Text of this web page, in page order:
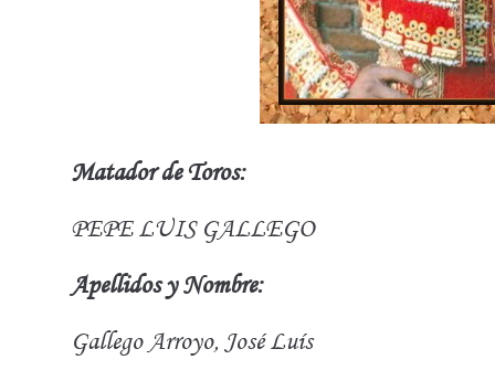
Matador de Toros:
PEPE LUIS GALLEGO
Apellidos y Nombre:
Gallego Arroyo, José Luís